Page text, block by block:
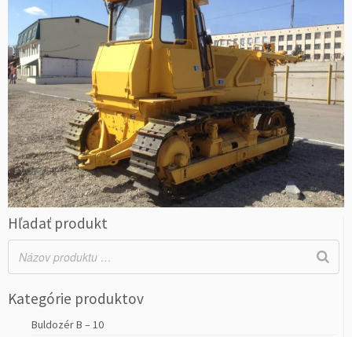
Hľadať produkt
Kategórie produktov
Buldozér B – 10